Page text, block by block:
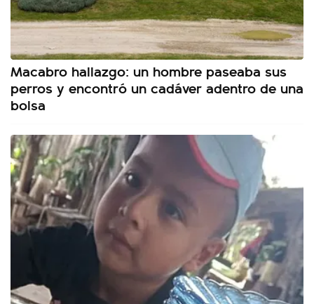
Macabro hallazgo: un hombre paseaba sus
perros y encontró un cadáver adentro de una
bolsa